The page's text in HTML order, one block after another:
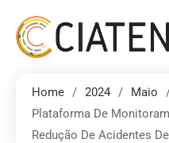
Home 2024 Maio
Plataforma De
Redução De Acidentes